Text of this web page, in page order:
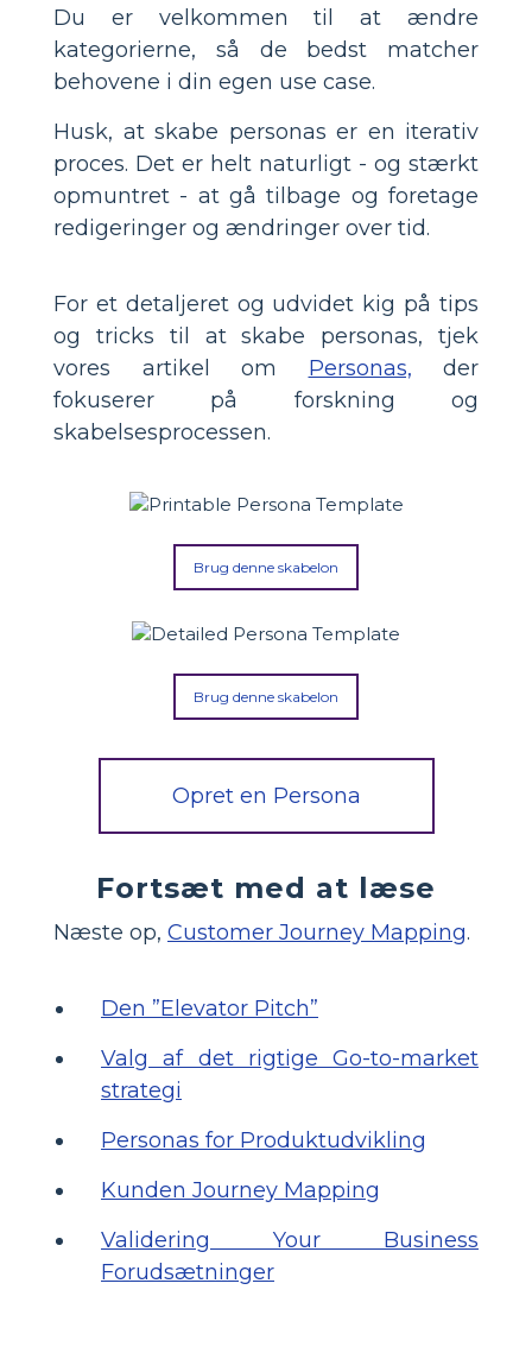
Du er velkommen til at ændre
kategorierne, så de bedst matcher
behovene i din egen use case.
Husk, at skabe personas er en iterativ
proces. Det er helt naturligt - og stærkt
opmuntret - at gå tilbage og foretage
redigeringer og ændringer over tid.
For et detaljeret og udvidet kig på tips
og tricks til at skabe personas, tjek
vores artikel om Personas, der
fokuserer på forskning og
skabelsesprocessen.
Brug denne skabelon
Brug denne skabelon
Opret en Persona
Fortsæt med at læse
Næste op, Customer Journey Mapping.
Den ”Elevator Pitch”
Valg af det rigtige Go-to-market
strategi
Personas for Produktudvikling
Kunden Journey Mapping
Validering Your Business
Forudsætninger